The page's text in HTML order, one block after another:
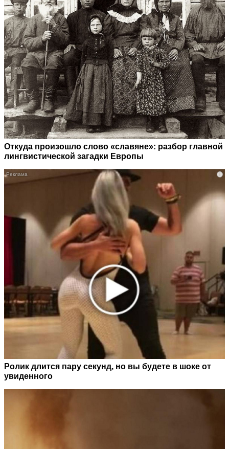
Откуда произошло слово «славяне»: разбор главной
лингвистической загадки Европы
i
Ролик длится пару секунд, но вы будете в шоке от
увиденного